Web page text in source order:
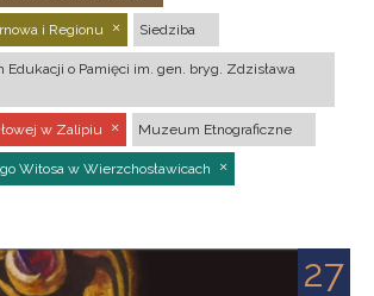
i Regionu Siedziba
Edukacji o Pamięci im. gen. bryg. Zdzisława
w Zalipiu Muzeum Etnograficzne
Witosa w Wierzchosławicach
27